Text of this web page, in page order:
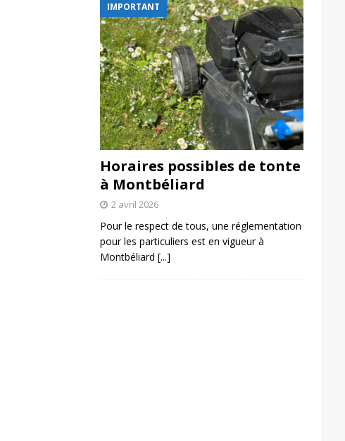
IMPORTANT
Horaires possibles de tonte
à Montbéliard
2 avril 2026
Pour le respect de tous, une réglementation
pour les particuliers est en vigueur à
Montbéliard [...]